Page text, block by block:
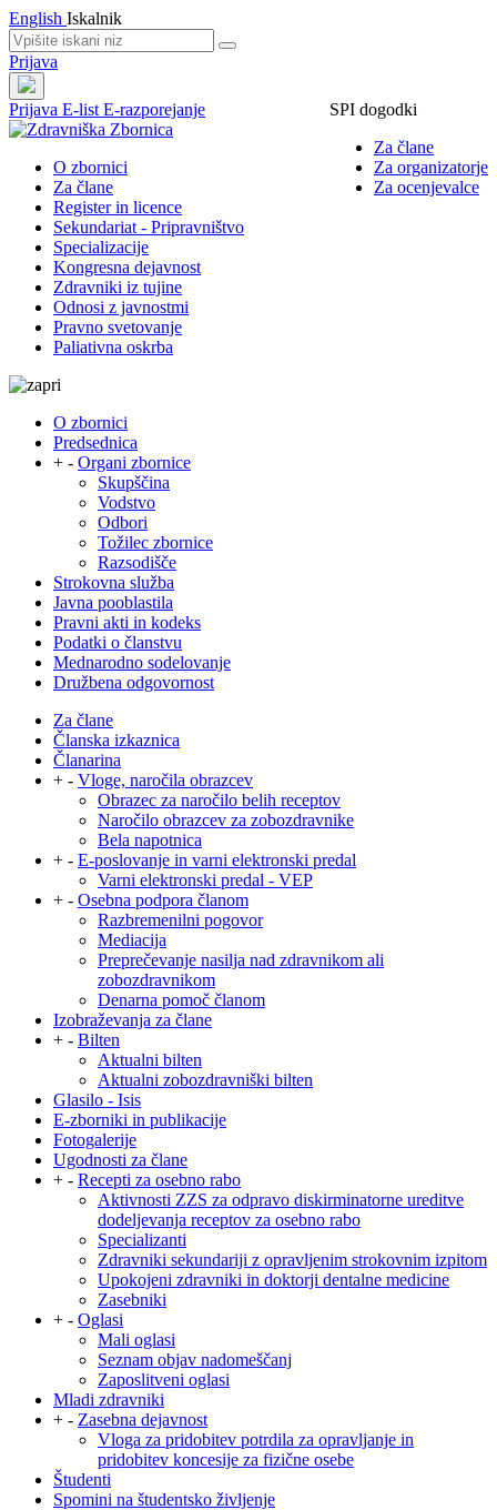
English Iskalnik
Prijava
Prijava
SPI dogodki
Za člane
Za organizatorje
Za ocenjevalce
E-list E-razporejanje
O zbornici
Za člane
Register in licence
Sekundariat - Pripravništvo
Specializacije
Kongresna dejavnost
Zdravniki iz tujine
Odnosi z javnostmi
Pravno svetovanje
Paliativna oskrba
O zbornici
Predsednica
+ - Organi zbornice
Skupščina
Vodstvo
Odbori
Tožilec zbornice
Razsodišče
Strokovna služba
Javna pooblastila
Pravni akti in kodeks
Podatki o članstvu
Mednarodno sodelovanje
Družbena odgovornost
Za člane
Članska izkaznica
Članarina
+ - Vloge, naročila obrazcev
Obrazec za naročilo belih receptov
Naročilo obrazcev za zobozdravnike
Bela napotnica
+ - E-poslovanje in varni elektronski predal
Varni elektronski predal - VEP
+ - Osebna podpora članom
Razbremenilni pogovor
Mediacija
Preprečevanje nasilja nad zdravnikom ali
zobozdravnikom
Denarna pomoč članom
Izobraževanja za člane
+ - Bilten
Aktualni bilten
Aktualni zobozdravniški bilten
Glasilo - Isis
E-zborniki in publikacije
Fotogalerije
Ugodnosti za člane
+ - Recepti za osebno rabo
Aktivnosti ZZS za odpravo diskirminatorne ureditve
dodeljevanja receptov za osebno rabo
Specializanti
Zdravniki sekundariji z opravljenim strokovnim izpitom
Upokojeni zdravniki in doktorji dentalne medicine
Zasebniki
+ - Oglasi
Mali oglasi
Seznam objav nadomeščanj
Zaposlitveni oglasi
Mladi zdravniki
+ - Zasebna dejavnost
Vloga za pridobitev potrdila za opravljanje in
pridobitev koncesije za fizične osebe
Študenti
Spomini na študentsko življenje